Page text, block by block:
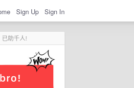
Sign Up Sign In
助千人!